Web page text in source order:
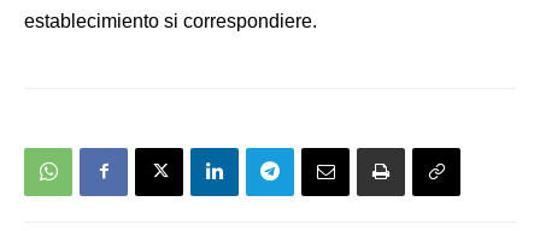
establecimiento si correspondiere.